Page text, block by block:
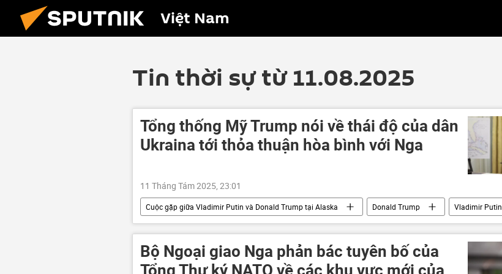
Việt Nam
Tin thời sự từ 11.08.2025
Tổng thống Mỹ Trump nói về thái độ của dân
Ukraina tới thỏa thuận hòa bình với Nga
11 Tháng Tám 2025, 23:01
Cuộc gặp giữa Vladimir Putin và Donald Trump tại Alaska Donald Trump
Vladimir Putin
Nga
Hoa Kỳ Chính trị Thế giới quan hệ
xung đột quân sự
Ukraina
Cuộc khủng hoảng ở Ukraina
Bộ Ngoại giao Nga phản bác tuyên bố của